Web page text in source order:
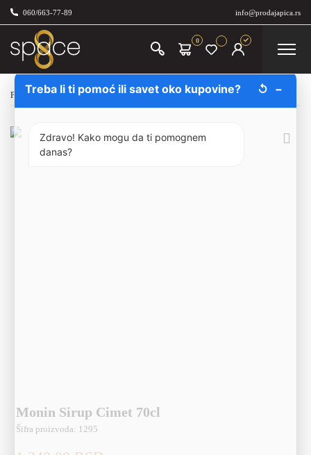
060/663-77-89 info@prodajapica.rs
0
Početna /Bezalkoholno/Monin /Monin Sirup Cimet 70cl
Monin Sirup Cimet 70cl
Šifra proizvoda: 1295
Treba li ti pomoć ili savet oko kupovine? ↺ −
Zdravo! Kako mogu da ti pomognem
danas?